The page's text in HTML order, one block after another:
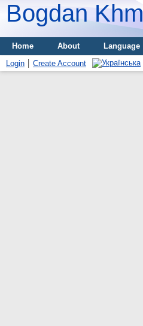
Bogdan
Home About Language
Login
Create Account